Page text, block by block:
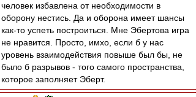
человек избавлена от необходимости в
оборону нестись. Да и оборона имеет шансы
как-то успеть построиться. Мне Эбертова игра
не нравится. Просто, имхо, если б у нас
уровень взаимодействия повыше был бы, не
было б разрывов - того самого пространства,
которое заполняет Эберт.